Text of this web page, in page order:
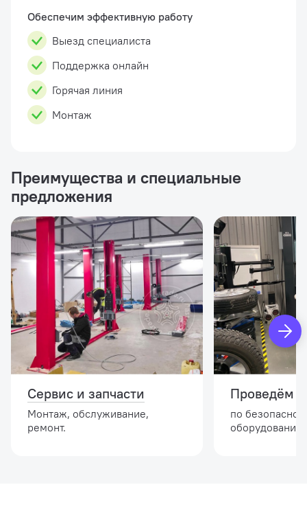
Обеспечим эффективную работу
Выезд специалиста
Поддержка онлайн
Горячая линия
Монтаж
Преимущества и специальные
предложения
Сервис и запчасти
Монтаж, обслуживание,
ремонт.
Проведём
по
оборудовании.